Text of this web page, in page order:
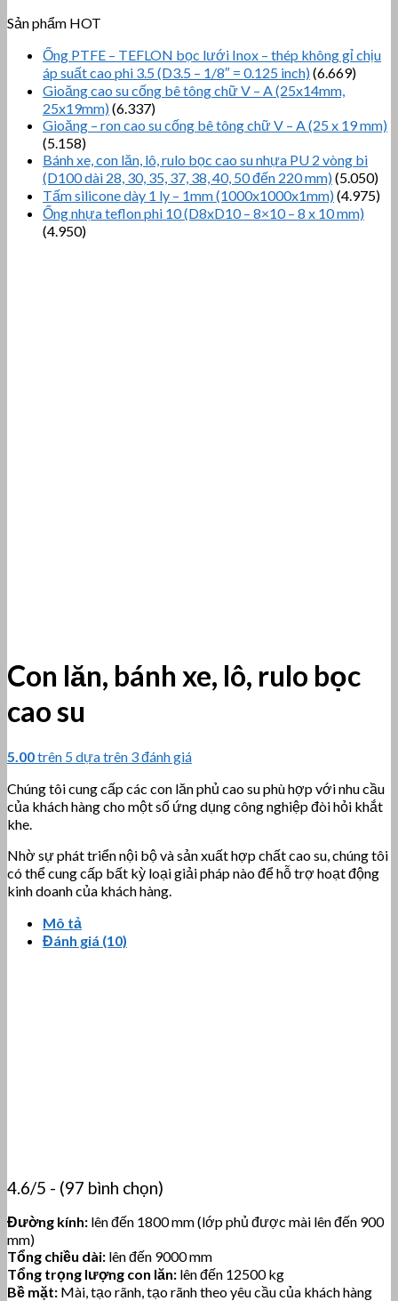
Sản phẩm HOT
Ống PTFE – TEFLON bọc lưới Inox – thép không gỉ chịu
áp suất cao phi 3.5 (D3.5 – 1/8″ = 0.125 inch)(6.669)
Gioăng cao su cống bê tông chữ V – A (25x14mm,
25x19mm)(6.337)
Gioăng – ron cao su cống bê tông chữ V – A (25 x 19 mm)
(5.158)
Bánh xe, con lăn, lô, rulo bọc cao su nhựa PU 2 vòng bi
(D100 dài 28, 30, 35, 37, 38, 40, 50 đến 220 mm)(5.050)
Tấm silicone dày 1 ly – 1mm (1000x1000x1mm)(4.975)
Ống nhựa teflon phi 10 (D8xD10 – 8×10 – 8 x 10 mm)
(4.950)
Con lăn, bánh xe, lô, rulo bọc
cao su
5.00trên 5 dựa trên 3đánh giá
Chúng tôi cung cấp các con lăn phủ cao su phù hợp với nhu cầu
của khách hàng cho một số ứng dụng công nghiệp đòi hỏi khắt
khe.
Nhờ sự phát triển nội bộ và sản xuất hợp chất cao su, chúng tôi
có thể cung cấp bất kỳ loại giải pháp nào để hỗ trợ hoạt động
kinh doanh của khách hàng.
Mô tả
Đánh giá (10)
4.6/5 - (97 bình chọn)
Đường kính: lên đến 1800 mm (lớp phủ được mài lên đến 900
mm)
Tổng chiều dài: lên đến 9000 mm
Tổng trọng lượng con lăn: lên đến 12500 kg
Bề mặt: Mài, tạo rãnh, tạo rãnh theo yêu cầu của khách hàng